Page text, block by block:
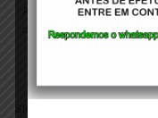
Apenas clientes
deixar uma avaliação.